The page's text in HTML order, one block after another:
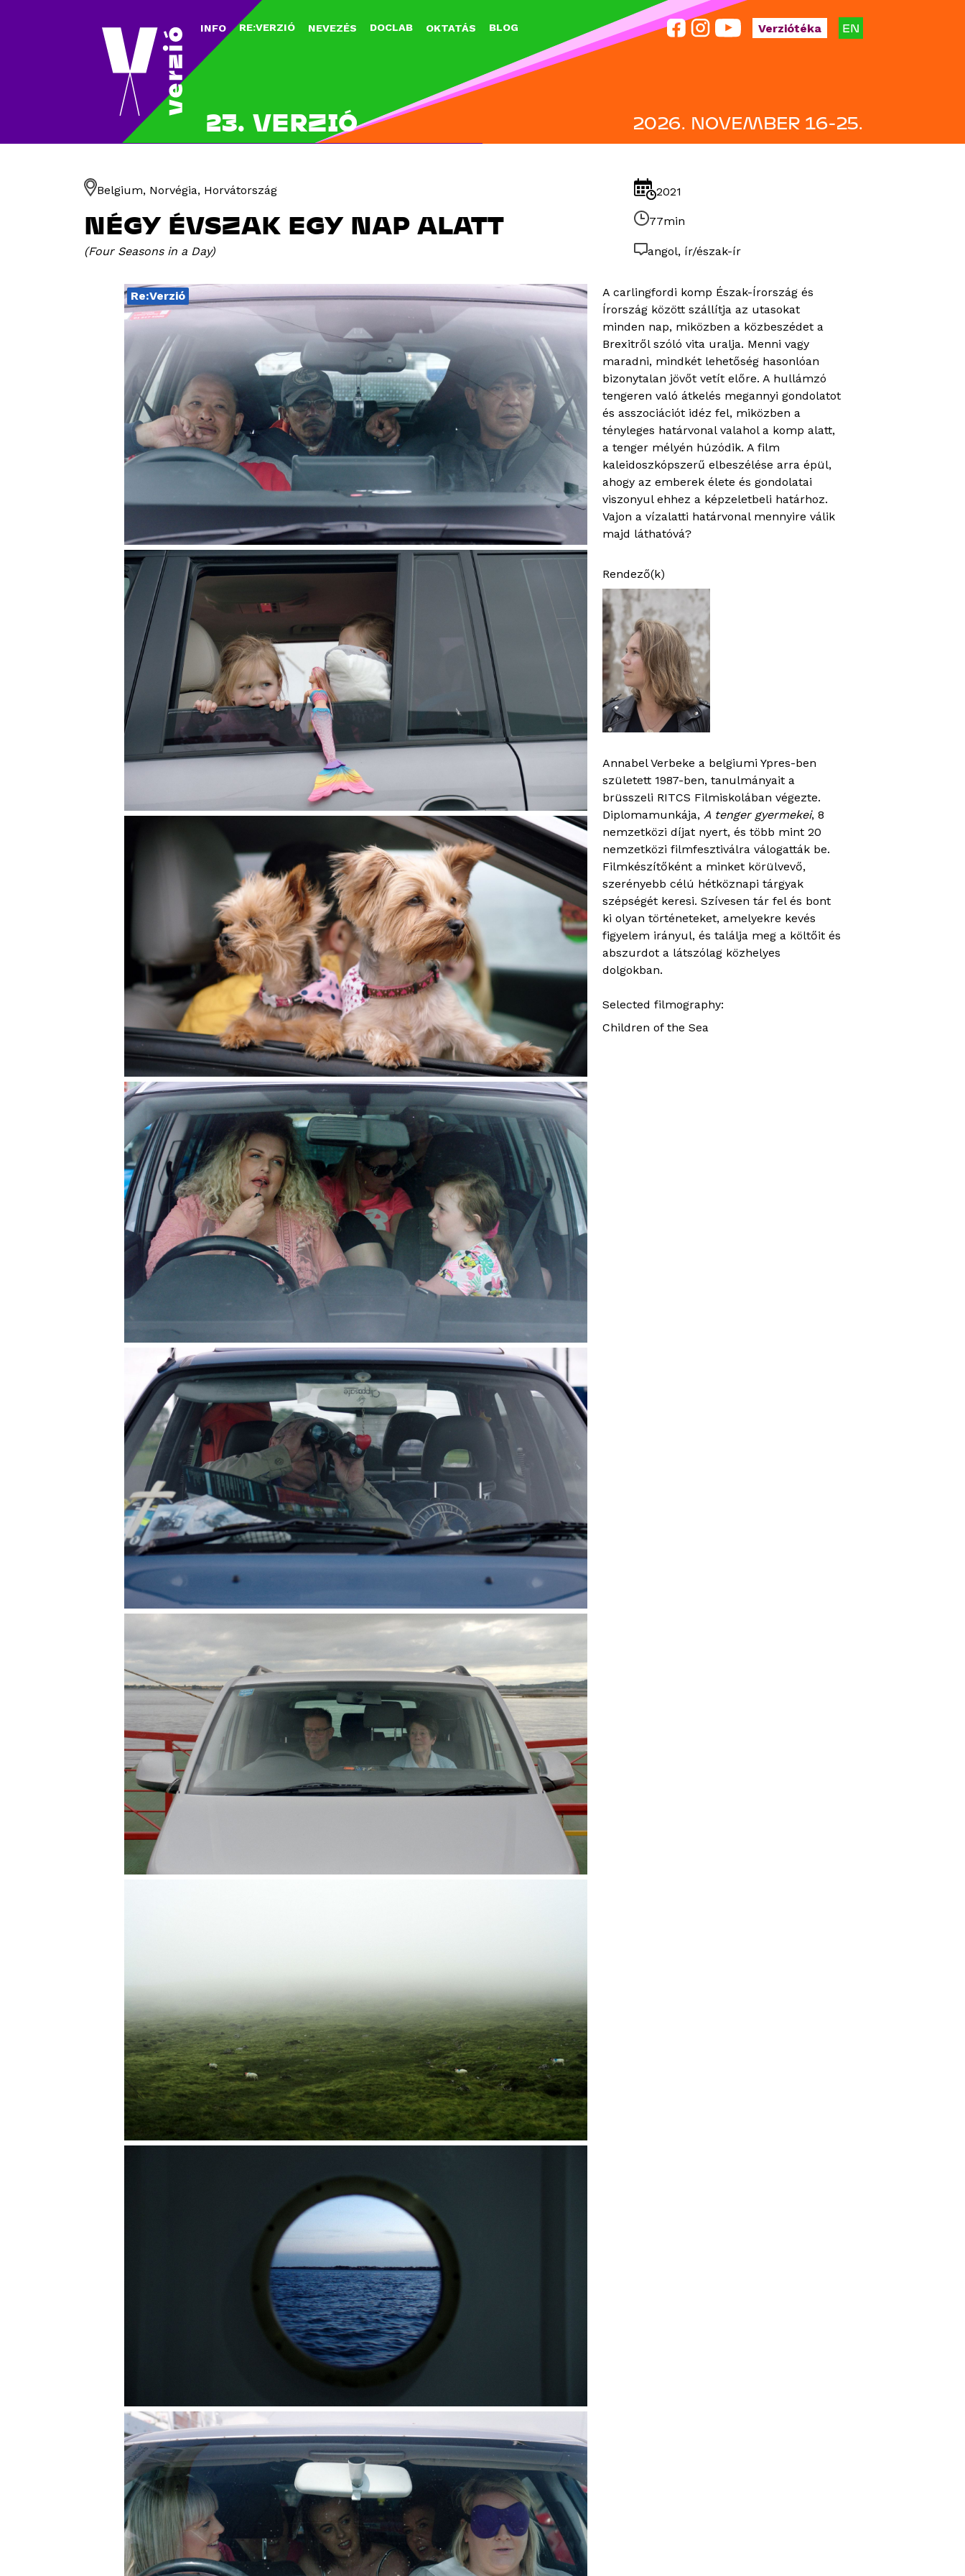
INFO RE:VERZIÓ NEVEZÉS DOCLAB OKTATÁS BLOG EN
23. VERZIÓ 2026. NOVEMBER 16-25.
Verziótéka
NÉGY ÉVSZAK EGY NAP ALATT
Four Seasons in a Day
Belgium, Norvégia, Horvátország 2021
77min
angol, ír/észak-ír
Re:Verzió
A carlingfordi komp Észak-Írország és
Írország között szállítja az utasokat
minden nap, miközben a közbeszédet a
Brexitről szóló vita uralja. Menni vagy
maradni, mindkét lehetőség hasonlóan
bizonytalan jövőt vetít előre. A hullámzó
tengeren való átkelés megannyi gondolatot
és asszociációt idéz fel, miközben a
tényleges határvonal valahol a komp alatt,
a tenger mélyén húzódik. A film
kaleidoszkópszerű elbeszélése arra épül,
ahogy az emberek élete és gondolatai
viszonyul ehhez a képzeletbeli határhoz.
Vajon a vízalatti határvonal mennyire válik
majd láthatóvá?
Rendező(k)
Annabel Verbeke a belgiumi Ypres-ben
született 1987-ben, tanulmányait a
brüsszeli RITCS Filmiskolában végezte.
Diplomamunkája, A tenger gyermekei, 8
nemzetközi díjat nyert, és több mint 20
nemzetközi filmfesztiválra válogatták be.
Filmkészítőként a minket körülvevő,
szerényebb célú hétköznapi tárgyak
szépségét keresi. Szívesen tár fel és bont
ki olyan történeteket, amelyekre kevés
figyelem irányul, és találja meg a költőit és
abszurdot a látszólag közhelyes
dolgokban.
Selected filmography:
Children of the Sea